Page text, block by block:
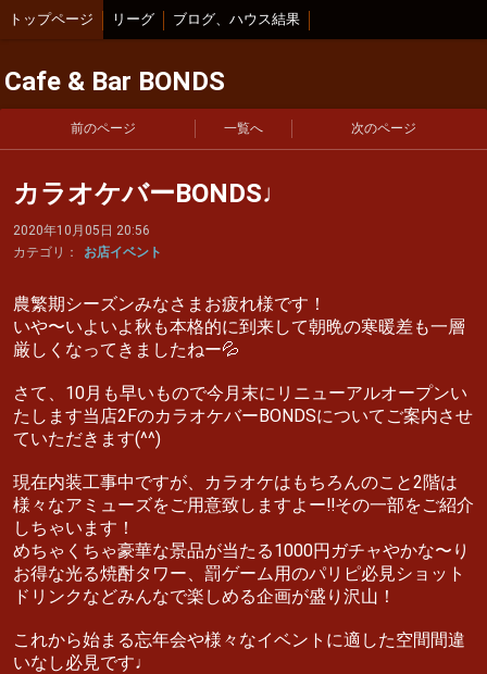
トップページ リーグ ブログ、ハウス結果
Cafe & Bar BONDS
前のページ 一覧へ 次のページ
カラオケバーBONDS♩
2020年10月05日 20:56
カテゴリ：
お店イベント
農繁期シーズンみなさまお疲れ様です！
いや〜いよいよ秋も本格的に到来して朝晩の寒暖差も一層
厳しくなってきましたねー💦
さて、10月も早いもので今月末にリニューアルオープンい
たします当店2FのカラオケバーBONDSについてご案内させ
ていただきます(^^)
現在内装工事中ですが、カラオケはもちろんのこと2階は
様々なアミューズをご用意致しますよー‼︎その一部をご紹介
しちゃいます！
めちゃくちゃ豪華な景品が当たる1000円ガチャやかな〜り
お得な光る焼酎タワー、罰ゲーム用のパリピ必見ショット
ドリンクなどみんなで楽しめる企画が盛り沢山！
これから始まる忘年会や様々なイベントに適した空間間違
いなし必見です♩